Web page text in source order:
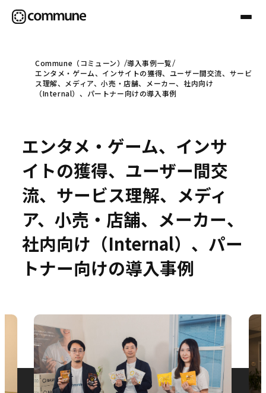
Communeについて
事例
セミナー
お役立ち情報
Commune（コミューン）
導入事例一覧
エンタメ・ゲーム、インサイトの獲得、ユーザー間交流、サービ
ス理解、メディア、小売・店舗、メーカー、社内向け
（Internal）、パートナー向けの導入事例
エンタメ・ゲーム、インサ
イトの獲得、ユーザー間交
流、サービス理解、メディ
ア、小売・店舗、メーカー、
社内向け（Internal）、パー
トナー向けの導入事例